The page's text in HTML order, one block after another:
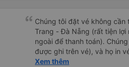
Chúng tôi đặt vé không cần
Trang - Đà Nẵng (rất tiện
ngoài để thanh toán).
được ghi trên vé), và họ in
tôi cũng quyết định mua vé
Xem thêm